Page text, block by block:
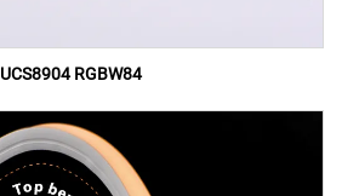
UCS8904 RGBW84